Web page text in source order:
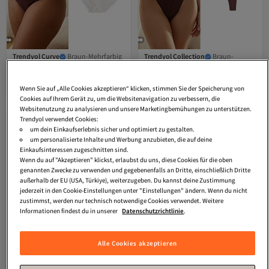
Trendyol Curve
Braun-Mehrfarbig
TBBSS26CM00008
25,83€
Trendyol Collection
Braun-
THMAW26KU00017
16,10€
Wenn Sie auf „Alle Cookies akzeptieren“ klicken, stimmen Sie der Speicherung von
Cookies auf Ihrem Gerät zu, um die Websitenavigation zu verbessern, die
Websitenutzung zu analysieren und unsere Marketingbemühungen zu unterstützen.
Trendyol verwendet Cookies:
um dein Einkaufserlebnis sicher und optimiert zu gestalten.
um personalisierte Inhalte und Werbung anzubieten, die auf deine
Einkaufsinteressen zugeschnitten sind.
Wenn du auf "Akzeptieren" klickst, erlaubst du uns, diese Cookies für die oben
genannten Zwecke zu verwenden und gegebenenfalls an Dritte, einschließlich Dritte
außerhalb der EU (USA, Türkiye), weiterzugeben. Du kannst deine Zustimmung
jederzeit in den Cookie-Einstellungen unter "Einstellungen" ändern. Wenn du nicht
zustimmst, werden nur technisch notwendige Cookies verwendet. Weitere
Informationen findest du in unserer Datenschutzrichtlinie.
Alle Cookies akzeptieren